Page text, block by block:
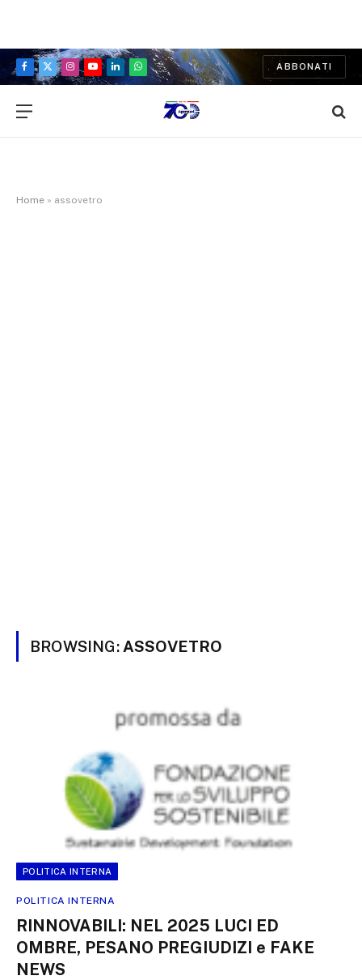
Facebook
X
Instagram
YouTubeLinkedInWhatsApp
ABBONATI
Home » assovetro
BROWSING: ASSOVETRO
POLITICA INTERNA
POLITICA INTERNA
RINNOVABILI: NEL 2025 LUCI ED
OMBRE, PESANO PREGIUDIZI e FAKE
NEWS